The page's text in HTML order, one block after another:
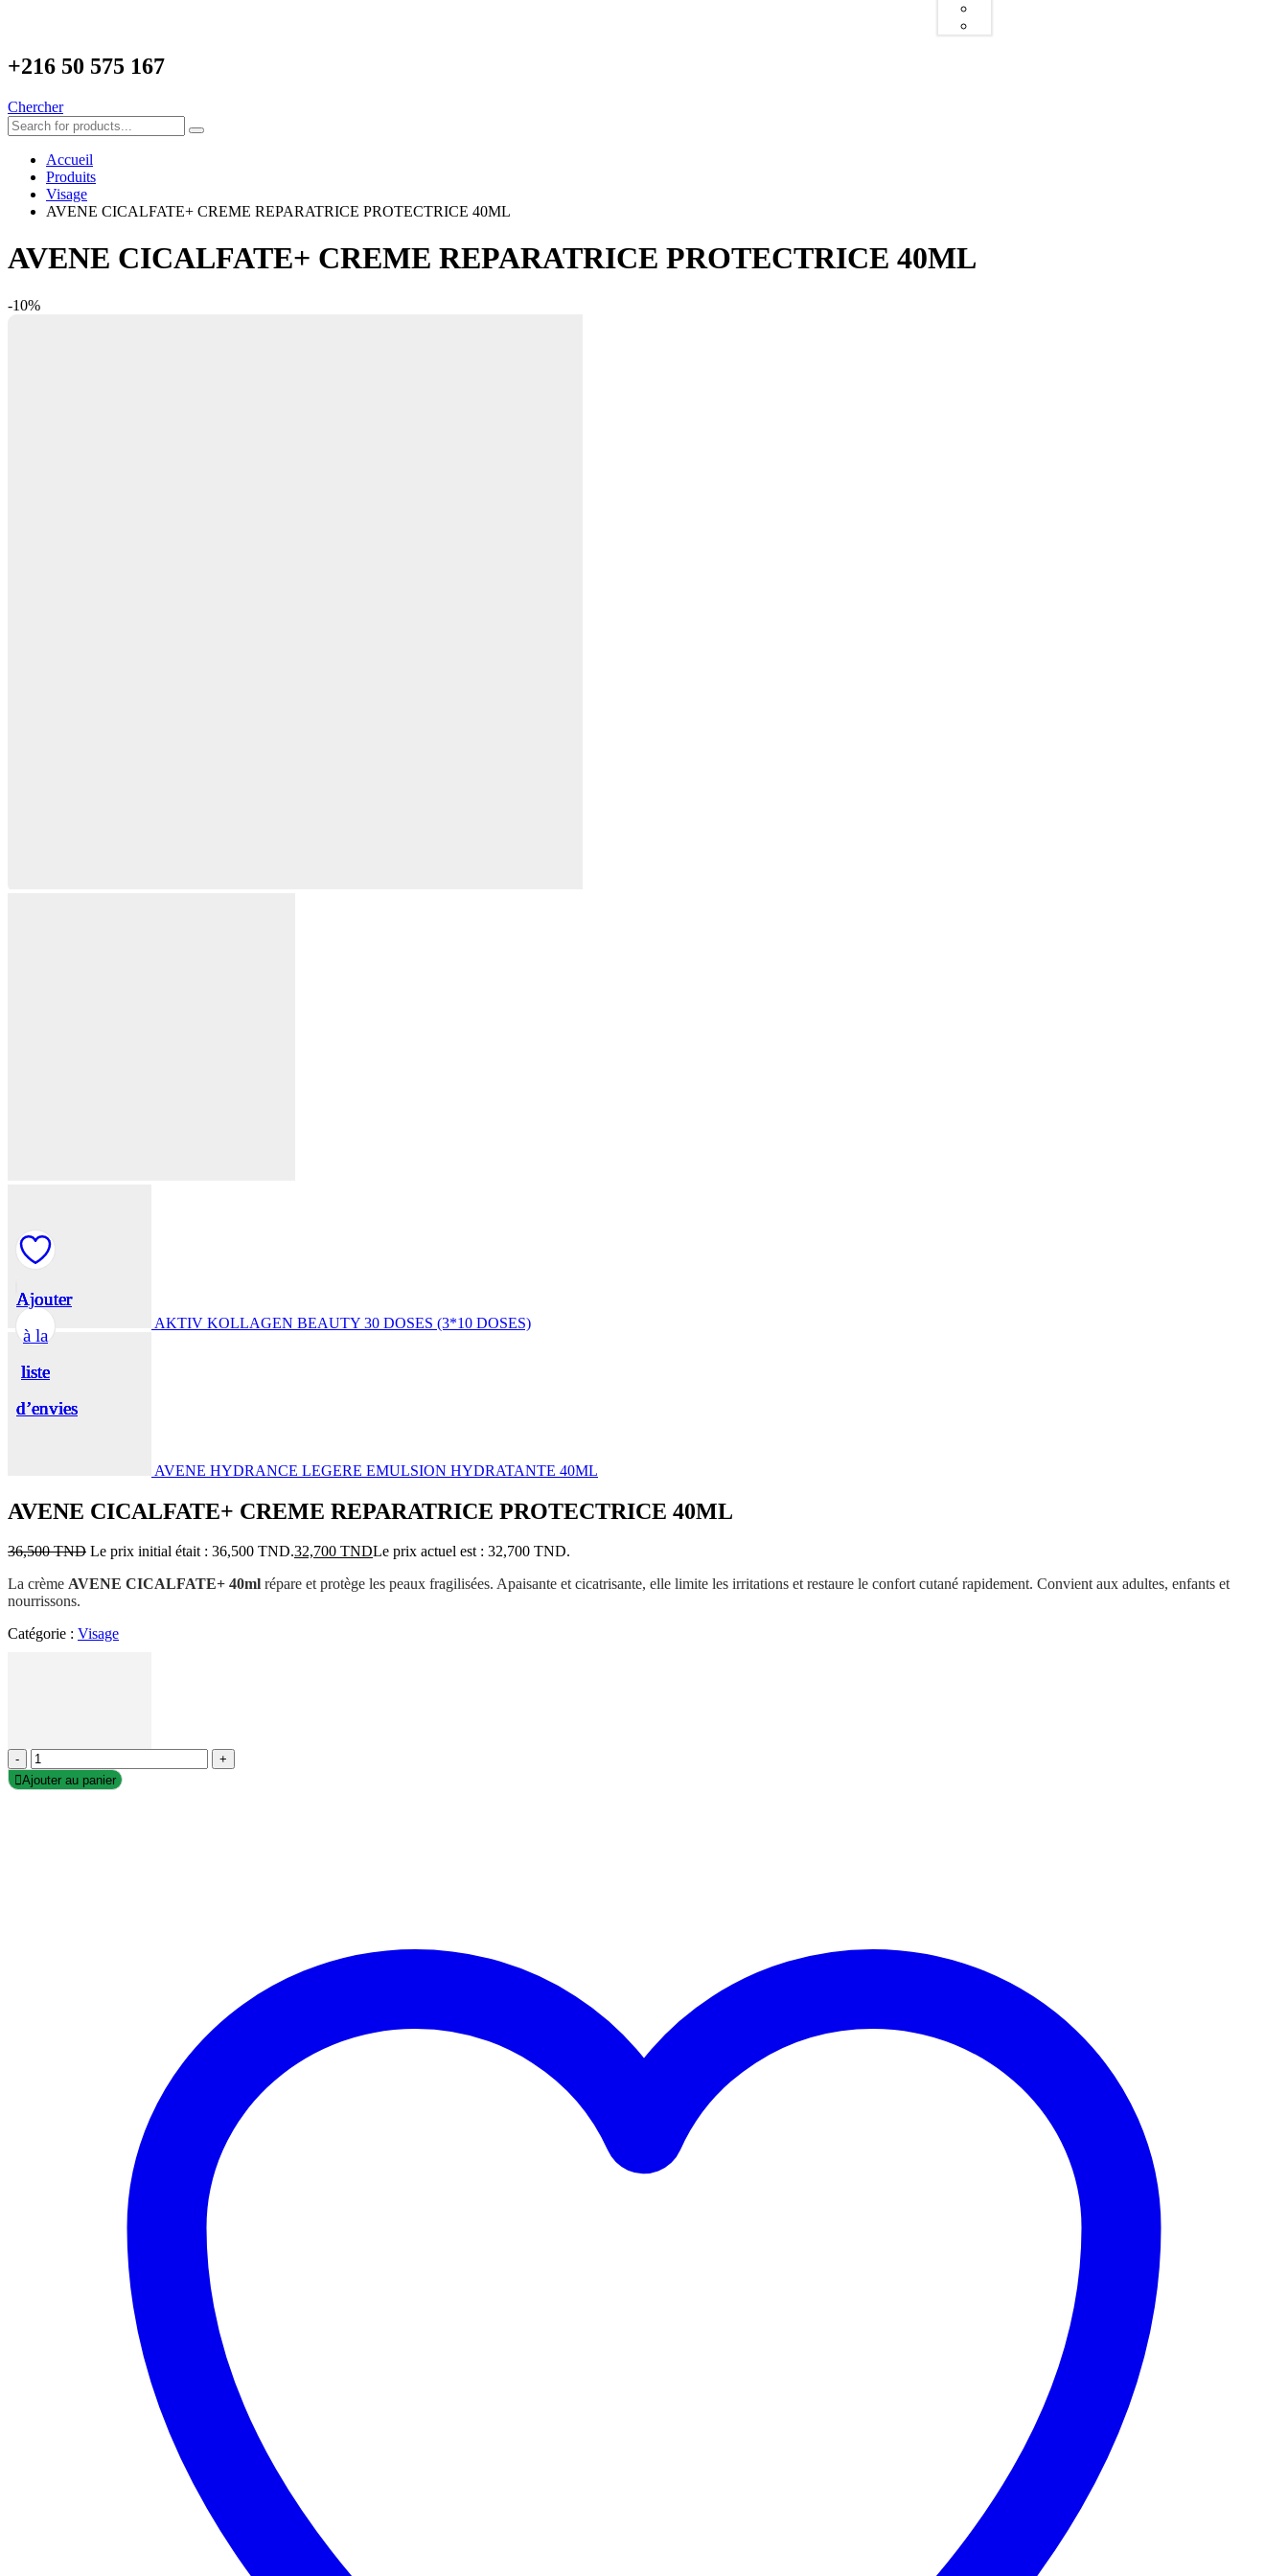
+216 50 575 167
Chercher
Accueil
Produits
Visage
AVENE CICALFATE+ CREME REPARATRICE PROTECTRICE 40ML
AVENE CICALFATE+ CREME REPARATRICE PROTECTRICE 40ML
-10%
AKTIV KOLLAGEN BEAUTY 30 DOSES (3*10 DOSES)
AVENE HYDRANCE LEGERE EMULSION HYDRATANTE 40ML
AVENE CICALFATE+ CREME REPARATRICE PROTECTRICE 40ML
36,500TND Le prix initial était : 36,500 TND.32,700 TNDLe prix actuel est : 32,700 TND.
La crème AVENE CICALFATE+ 40ml répare et protège les peaux fragilisées. Apaisante et cicatrisante, elle limite les irritations et restaure le confort cutané rapidement. Convient aux adultes, enfants et
nourrissons.
Catégorie : Visage
-
+
Ajouter au panier
Ajouter
à la
liste
d’envies
Ajouter
à la
liste
d’envies
Ajouter
à la
liste
d’envies
Ajouter
à la
liste
d’envies
Ajouter
à la
liste
d’envies